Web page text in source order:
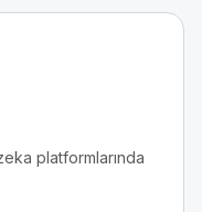
platformlarında